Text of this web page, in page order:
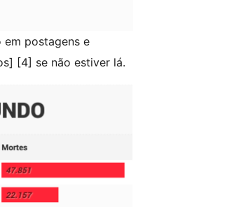
em postagens e
[4] se não estiver lá.